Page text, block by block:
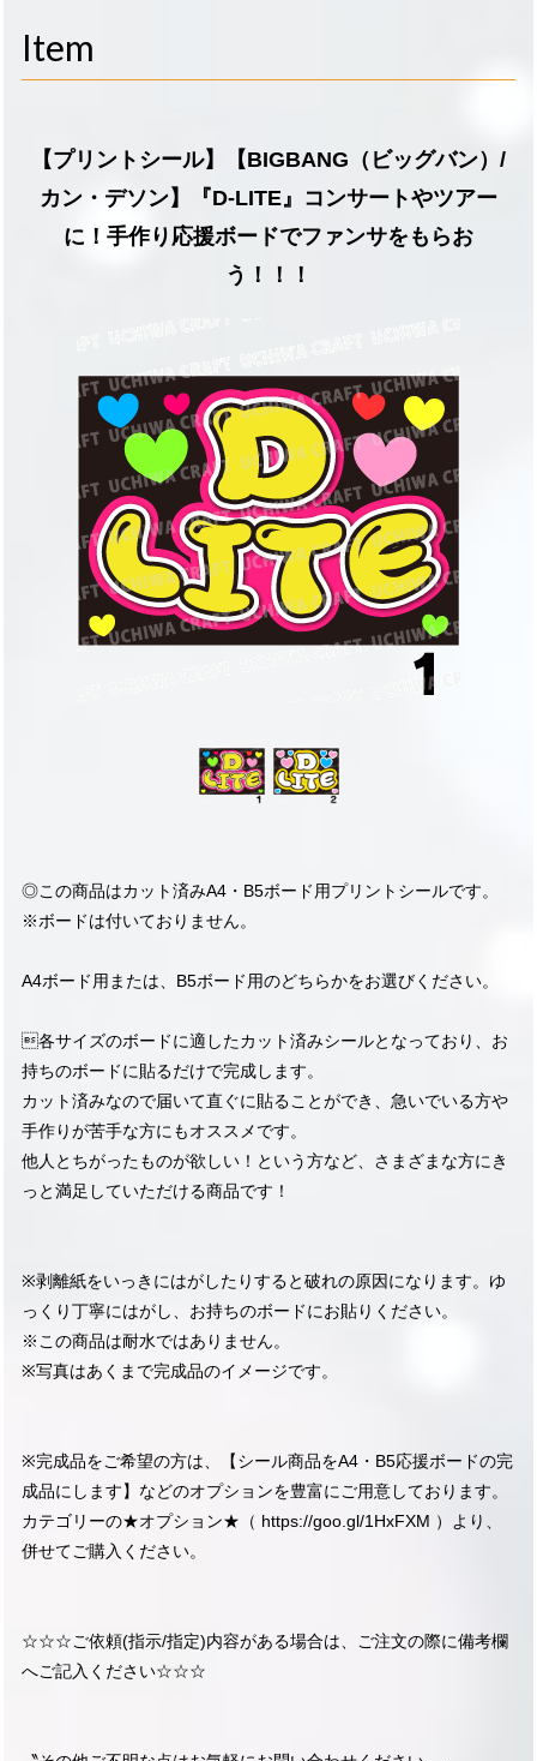
Item
【プリントシール】【BIGBANG（ビッグバン）/
カン・デソン】『D-LITE』コンサートやツアー
に！手作り応援ボードでファンサをもらお
う！！！
◎この商品はカット済みA4・B5ボード用プリントシールです。
※ボードは付いておりません。
A4ボード用または、B5ボード用のどちらかをお選びください。
各サイズのボードに適したカット済みシールとなっており、お
持ちのボードに貼るだけで完成します。
カット済みなので届いて直ぐに貼ることができ、急いでいる方や
手作りが苦手な方にもオススメです。
他人とちがったものが欲しい！という方など、さまざまな方にき
っと満足していただける商品です！
※剥離紙をいっきにはがしたりすると破れの原因になります。ゆ
っくり丁寧にはがし、お持ちのボードにお貼りください。
※この商品は耐水ではありません。
※写真はあくまで完成品のイメージです。
※完成品をご希望の方は、【シール商品をA4・B5応援ボードの完
成品にします】などのオプションを豊富にご用意しております。
カテゴリーの★オプション★（ https://goo.gl/1HxFXM ）より、
併せてご購入ください。
☆☆☆ご依頼(指示/指定)内容がある場合は、ご注文の際に備考欄
へご記入ください☆☆☆